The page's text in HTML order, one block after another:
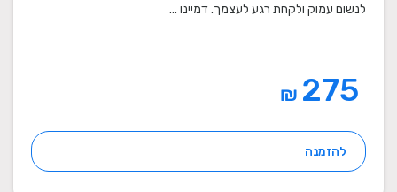
לנשום עמוק ולקחת רגע לעצמך. דמיינו ...
₪
להזמנה